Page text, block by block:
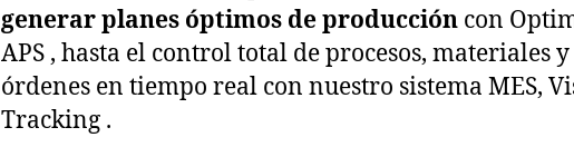
generar planes óptimos de producción con
APS , hasta el control total de procesos, materiales y
órdenes en tiempo real con nuestro sistema MES,
Tracking .